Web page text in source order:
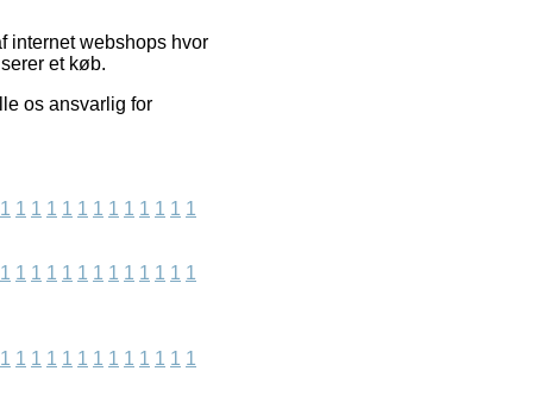
internet webshops hvor
et køb.
os ansvarlig for
1 1 1 1 1 1 1 1 1 1 1 1 1
1 1 1 1 1 1 1 1 1 1 1 1 1
1 1 1 1 1 1 1 1 1 1 1 1 1